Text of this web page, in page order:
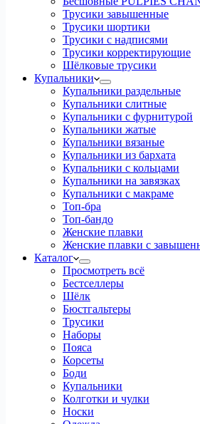
Трусики завышенные
Трусики шортики
Трусики с надписями
Трусики корректирующие
Шёлковые трусики
Купальники
Купальники раздельные
Купальники слитные
Купальники с фурнитурой
Купальники жатые
Купальники вязаные
Купальники из бархата
Купальники с кольцами
Купальники на завязках
Купальники с макраме
Топ-бра
Топ-бандо
Женские плавки
Женские плавки с
Каталог
Просмотреть всё
Бестселлеры
Шёлк
Бюстгальтеры
Трусики
Наборы
Пояса
Корсеты
Боди
Купальники
Колготки и чулки
Носки